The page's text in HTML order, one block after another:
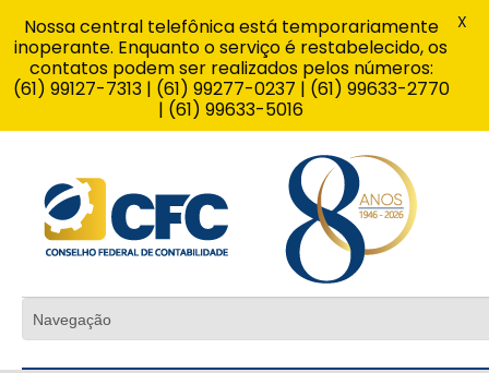
Nossa central telefônica está temporariamente
inoperante. Enquanto o serviço é restabelecido, os
contatos podem ser realizados pelos números:
(61) 99127-7313 | (61) 99277-0237 | (61) 99633-2770
| (61) 99633-5016
X